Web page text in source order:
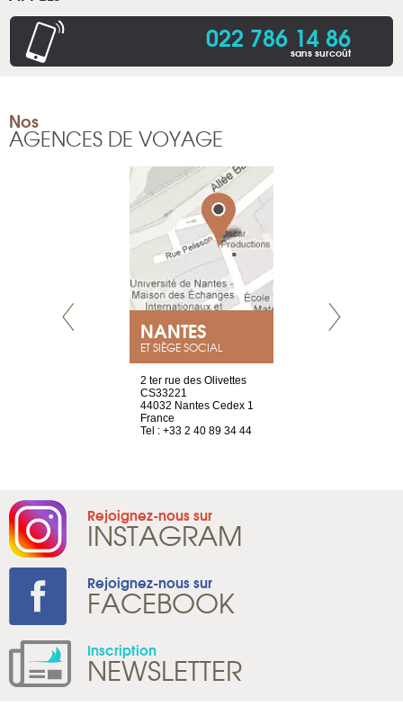
022 786 14 86
sans surcoût
Nos
AGENCES DE VOYAGE
NANTES
ET SIÈGE SOCIAL
2 ter rue des Olivettes
CS33221
44032 Nantes Cedex 1
France
Tel : +33 2 40 89 34 44
Rejoignez-nous sur
INSTAGRAM
Rejoignez-nous sur
FACEBOOK
Inscription
NEWSLETTER